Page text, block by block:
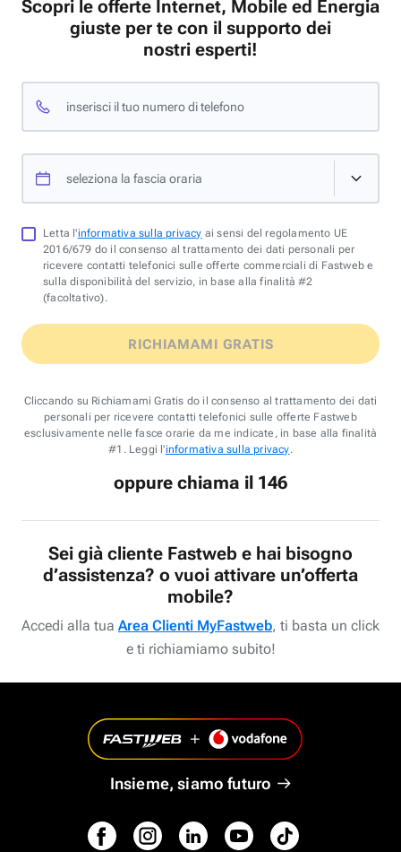
Scopri le offerte Internet, Mobile ed Energia
giuste per te con il supporto dei
nostri esperti!
inserisci il tuo numero di telefono
seleziona la fascia oraria
Letta l'informativa sulla privacy ai sensi del regolamento UE
2016/679 do il consenso al trattamento dei dati personali per
ricevere contatti telefonici sulle offerte commerciali di Fastweb e
sulla disponibilità del servizio, in base alla finalità #2
(facoltativo).
RICHIAMAMI GRATIS
Cliccando su Richiamami Gratis do il consenso al trattamento dei dati
personali per ricevere contatti telefonici sulle offerte Fastweb
esclusivamente nelle fasce orarie da me indicate, in base alla finalità
#1. Leggi l'informativa sulla privacy.
oppure chiama il 146
Sei già cliente Fastweb e hai bisogno
d’assistenza? o vuoi attivare un’offerta
mobile?
Accedi alla tua Area Clienti MyFastweb, ti basta un click
e ti richiamiamo subito!
Insieme, siamo futuro